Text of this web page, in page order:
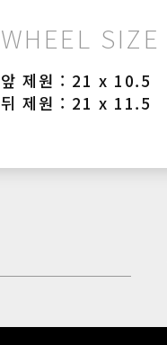
WHEEL SIZE
앞 제원 : 21 x 10.5
뒤 제원 : 21 x 11.5